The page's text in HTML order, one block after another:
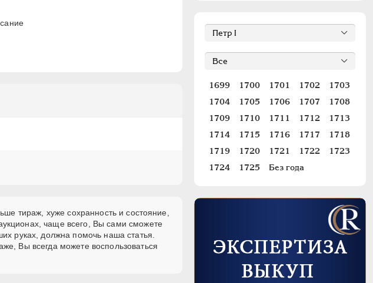
тираж, хуже сохранность и состояние,
чаще всего, Вы сами сможете
руках, должна помочь наша статья.
Вы всегда можете воспользоваться
1699 1700 1701 1702
1703
1704
1705 1706 1707
1708
1709
1710 1711 1712
1713
1714
1715 1716 1717
1718
1719
1720 1721 1722
1723
1724
1725 Без года